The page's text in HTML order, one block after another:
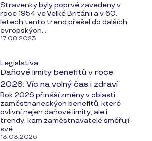
Stravenky byly poprvé zavedeny v
roce 1954 ve Velké Británii a v 60.
letech tento trend přešel do dalších
evropských...
17.08.2023
Legislativa
Daňové limity benefitů v roce
2026: Víc na volný čas i zdraví
Rok 2026 přináší změny v oblasti
zaměstnaneckých benefitů, které
ovlivní nejen daňové limity, ale i
trendy, kam zaměstnavatelé směřují
své...
13.03.2026